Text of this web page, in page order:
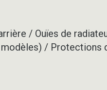
/ Ouïes de
/ Protections